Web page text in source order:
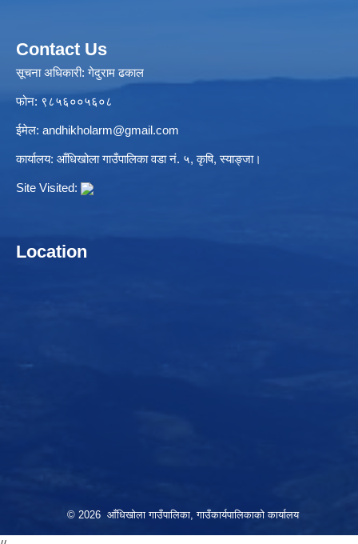
Contact Us
सूचना अधिकारी: गेदुराम ढकाल
फोन: ९८५६००५६०८
ईमेल: andhikholarm@gmail.com
कार्यालय: आँधिखोला गाउँपालिका वडा नं. ५, कृषि, स्याङ्जा।
Site Visited:
Location
© 2026 आँधिखोला गाउँपालिका, गाउँकार्यपालिकाको कार्यालय